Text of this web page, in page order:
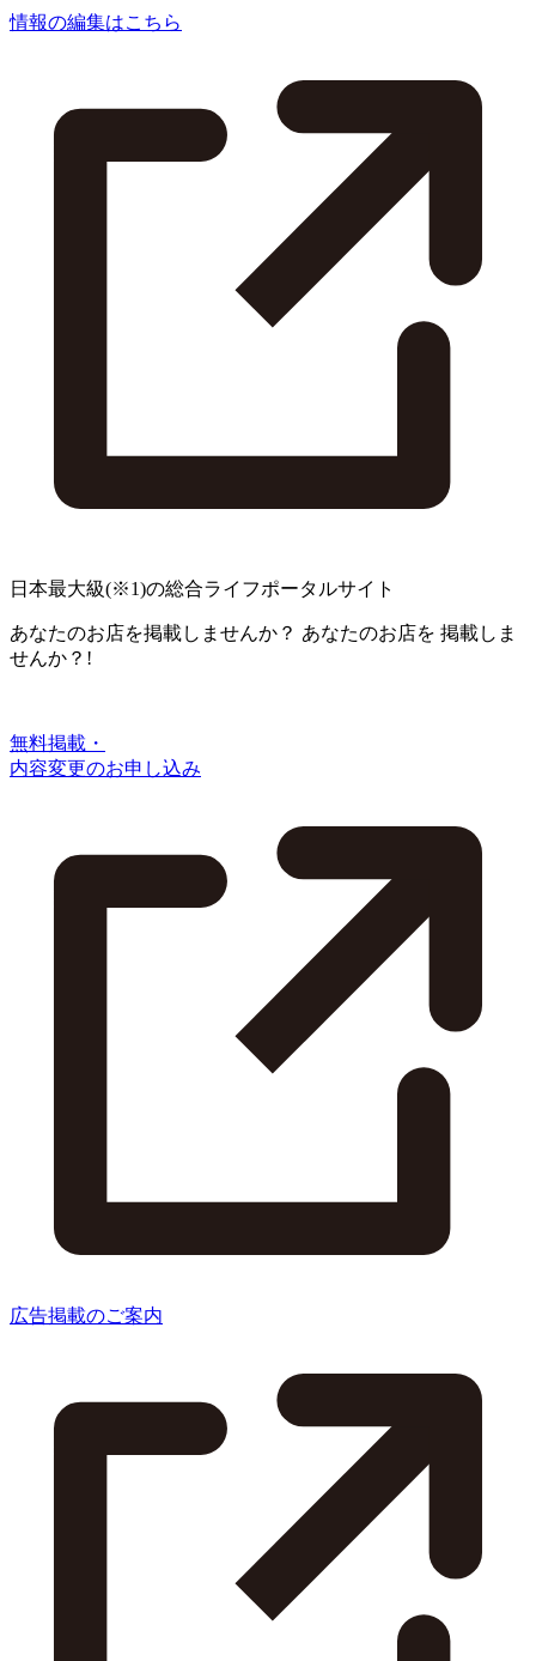
情報の編集はこちら
日本最大級(※1)の総合ライフポータルサイト
あなたのお店を掲載しませんか？ あなたのお店を 掲載しま
せんか？!
無料掲載・
内容変更のお申し込み
広告掲載のご案内